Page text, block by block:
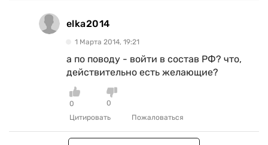
elka2014
1 Марта 2014, 19:21
а по поводу - войти в состав РФ? что,
действительно есть желающие?
0
0
Цитировать
Пожаловаться